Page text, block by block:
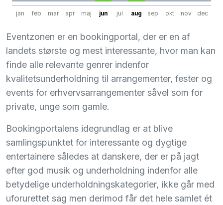
jan feb mar apr maj jun jul aug sep okt nov dec
Eventzonen er en bookingportal, der er en af
landets største og mest interessante, hvor man kan
finde alle relevante genrer indenfor
kvalitetsunderholdning til arrangementer, fester og
events for erhvervsarrangementer såvel som for
private, unge som gamle.
Bookingportalens idegrundlag er at blive
samlingspunktet for interessante og dygtige
entertainere således at danskere, der er på jagt
efter god musik og underholdning indenfor alle
betydelige underholdningskategorier, ikke går med
uforurettet sag men derimod får det hele samlet ét